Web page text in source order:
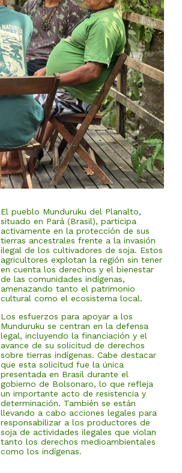
El pueblo Munduruku del Planalto,
situado en Pará (Brasil), participa
activamente en la protección de sus
tierras ancestrales frente a la invasión
ilegal de los cultivadores de soja. Estos
agricultores explotan la región sin tener
en cuenta los derechos y el bienestar
de las comunidades indígenas,
amenazando tanto el patrimonio
cultural como el ecosistema local.
Los esfuerzos para apoyar a los
Munduruku se centran en la defensa
legal, incluyendo la financiación y el
avance de su solicitud de derechos
sobre tierras indígenas. Cabe destacar
que esta solicitud fue la única
presentada en Brasil durante el
gobierno de Bolsonaro, lo que refleja
un importante acto de resistencia y
determinación. También se están
llevando a cabo acciones legales para
responsabilizar a los productores de
soja de actividades ilegales que violan
tanto los derechos medioambientales
como los indígenas.